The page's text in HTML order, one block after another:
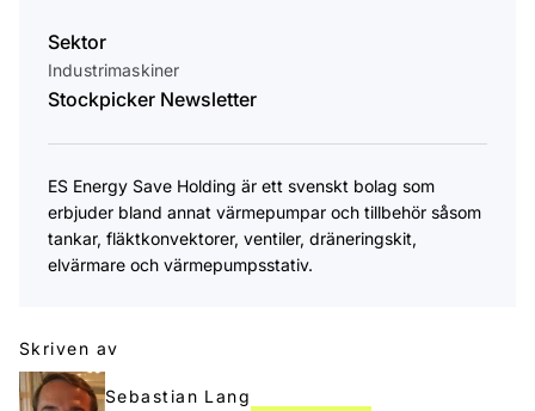
Sektor
Industrimaskiner
Stockpicker Newsletter
ES Energy Save Holding är ett svenskt bolag som
erbjuder bland annat värmepumpar och tillbehör såsom
tankar, fläktkonvektorer, ventiler, dräneringskit,
elvärmare och värmepumpsstativ.
Skriven av
Sebastian Lang